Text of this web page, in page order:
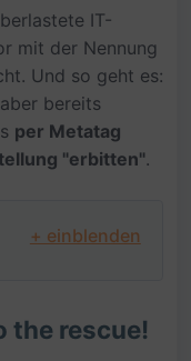
IT-
mit der Nennung
Und so geht es:
bereits
per Metatag
"erbitten".
+ einblenden
the rescue!